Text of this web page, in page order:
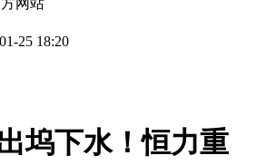
网站
25 18:20
坞下水！恒力重